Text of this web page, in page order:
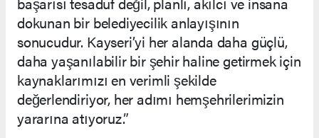
dokunan bir belediyecilik anlayışının
sonucudur. Kayseri’yi her alanda daha güçlü,
daha yaşanılabilir bir şehir haline getirmek için
kaynaklarımızı en verimli şekilde
değerlendiriyor, her adımı hemşehrilerimizin
yararına atıyoruz.”